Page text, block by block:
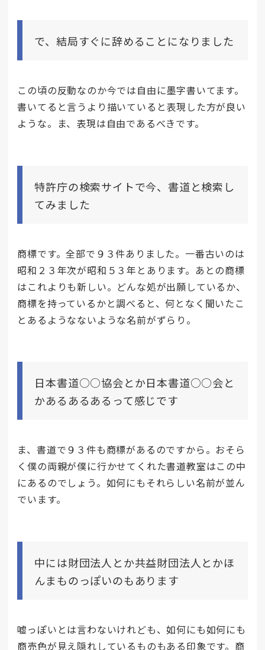
で、結局すぐに辞めることになりました
この頃の反動なのか今では自由に墨字書いてます。
書いてると言うより描いていると表現した方が良い
ような。ま、表現は自由であるべきです。
特許庁の検索サイトで今、書道と検索し
てみました
商標です。全部で９３件ありました。一番古いのは
昭和２３年次が昭和５３年とあります。あとの商標
はこれよりも新しい。どんな処が出願しているか、
商標を持っているかと調べると、何となく聞いたこ
とあるようなないような名前がずらり。
日本書道○○協会とか日本書道○○会と
かあるあるあるって感じです
ま、書道で９３件も商標があるのですから。おそら
く僕の両親が僕に行かせてくれた書道教室はこの中
にあるのでしょう。如何にもそれらしい名前が並ん
でいます。
中には財団法人とか共益財団法人とかほ
んまものっぽいのもあります
嘘っぽいとは言わないけれども、如何にも如何にも
商売色が見え隠れしているものもある印象です。商